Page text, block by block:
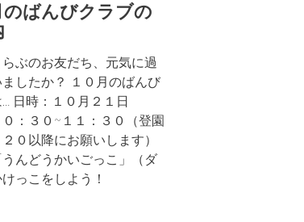
のばんびクラブの
ぶのお友だち、元気に過
したか？ １０月のばんび
日時：１０月２１日
０：３０~１１：３０（登園
０以降にお願いします）
んどうかいごっこ」（ダ
っこをしよう！